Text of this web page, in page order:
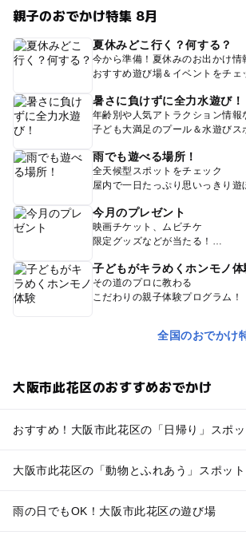
親子のおでかけ特集 8月
夏休みどこ行く？何する？
今から準備！夏休みのお出かけ情
おすすめ遊び場＆イベントをチェ
暑さに負けずに全力水遊び！
年齢別や人気アトラクション情報
子ども大満足のプール＆水遊びス
雨でも遊べる場所！
全天候型スポットをチェック
屋内で一日たっぷり思いっきり遊
今月のプレゼント
映画チケット、ムビチケ
限定グッズなどが当たる！
子どもがキラめくホンモノ体
その道のプロに教わる
こだわりの親子体験プログラム！
全国のおでかけ
大阪市此花区のおすすめおでかけ
おすすめ！大阪市此花区の「日帰り」スポッ
大阪市此花区の「動物とふれあう」スポット
雨の日でもOK！大阪市此花区の遊び場